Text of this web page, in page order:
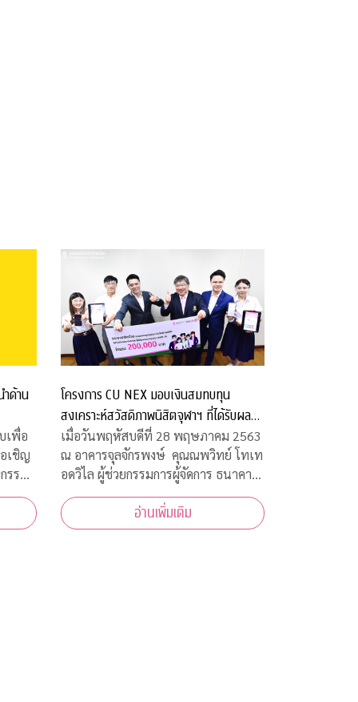
ำด้าน
เพื่อ
เชิญ
รรม
ร่วม
โครงการ CU NEX มอบเงินสมทบทุน
สงเคราะห์สวัสดิภาพนิสิตจุฬาฯ ที่ได้รับผลก
ระทบจากโควิด-19
เมื่อวันพฤหัสบดีที่ 28 พฤษภาคม 2563
ณ อาคารจุลจักรพงษ์ คุณณพวิทย์ โทเท
อดวิไล ผู้ช่วยกรรมการผู้จัดการ ธนาคาร
กสิกรไทย เป็นผู้แทนธนาคาร ภายใต้
โครงการ CU NEX มอบเงิน 200,000
บาท ร่วมสมทบทุนสงเคราะห์สวัสดิภาพ
อ่านเพิ่มเติม